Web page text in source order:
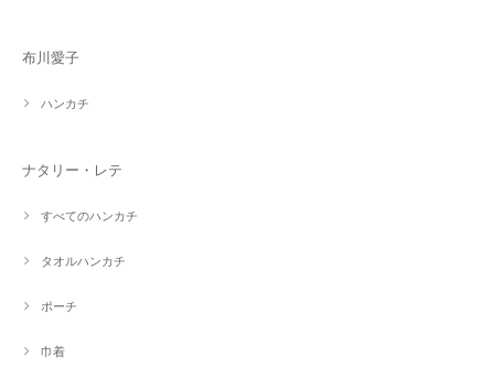
布川愛子
ハンカチ
ナタリー・レテ
すべてのハンカチ
タオルハンカチ
ポーチ
巾着